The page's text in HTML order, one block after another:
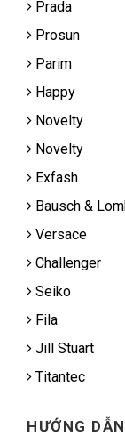
Prada
Prosun
Parim
Happy
Novelty
Novelty
Exfash
Bausch &
Versace
Challenger
Seiko
Fila
Jill Stuart
Titantec
HƯỚNG